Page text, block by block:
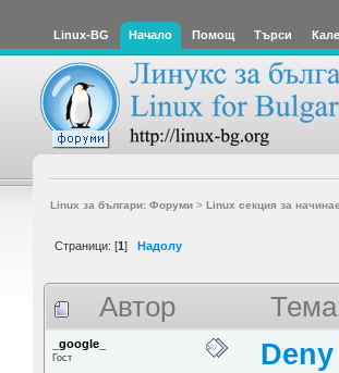
Linux-BG Начало Помощ Търси
Linux за българи: Форуми> Linux секция за
Страници: [1] Надолу
Автор
_google_
Гост Deny